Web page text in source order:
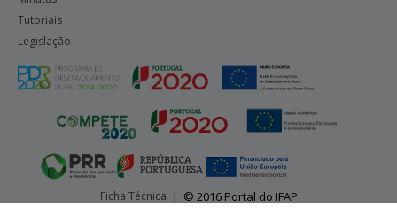
Tutoriais
Legislação
Ficha Técnica | © 2016 Portal do IFAP